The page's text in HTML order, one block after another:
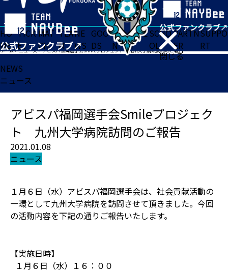
閉じる
HO
ME
TICK
ET
MAT
CH
TEA
M
NE
WS
GOO
DS
FA
N
ACADE
MY
SCHO
OL
PARTN
ER
SUPPO
RT
ホーム>ニュース>アビスパ福岡選手会Smileプロジェクト 九州大学病院訪問のご報告
NEWS
ニュース
アビスパ福岡選手会Smileプロジェク
ト 九州大学病院訪問のご報告
2021.01.08
ニュース
１月６日（水）アビスパ福岡選手会は、社会貢献活動の
一環として九州大学病院を訪問させて頂きました。今回
の活動内容を下記の通りご報告いたします。
【実施日時】
１月６日（水）１６：００